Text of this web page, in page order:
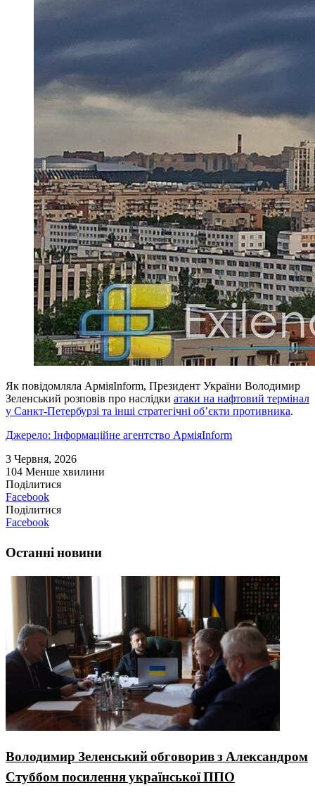
Як повідомляла АрміяInform, Президент України Володимир
Зеленський розповів про наслідки атаки на нафтовий термінал
у Санкт-Петербурзі та інші стратегічні об’єкти противника.
Джерело: Інформаційне агентство АрміяInform
3 Червня, 2026
104 Менше хвилини
Поділитися
Facebook
Поділитися
Facebook
Останні новини
Володимир Зеленський обговорив з Александром
Стуббом посилення української ППО